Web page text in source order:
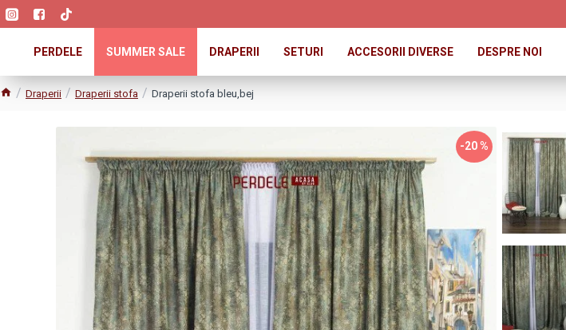
PERDELE SUMMER SALE DRAPERII SETURI ACCESORII DIVERSE DESPRE NOI
Draperii Draperii stofa Draperii stofa bleu,bej
-20 %